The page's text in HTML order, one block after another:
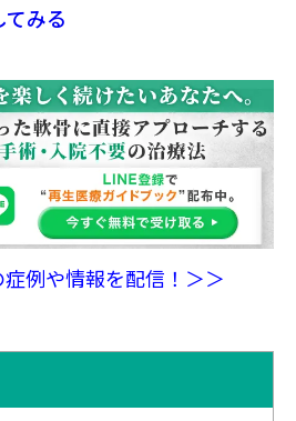
みる
例や情報を配信！＞＞